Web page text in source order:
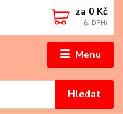
Menu
Hledat
za 0 Kč